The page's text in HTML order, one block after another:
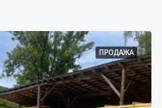
ПРОДАЖА